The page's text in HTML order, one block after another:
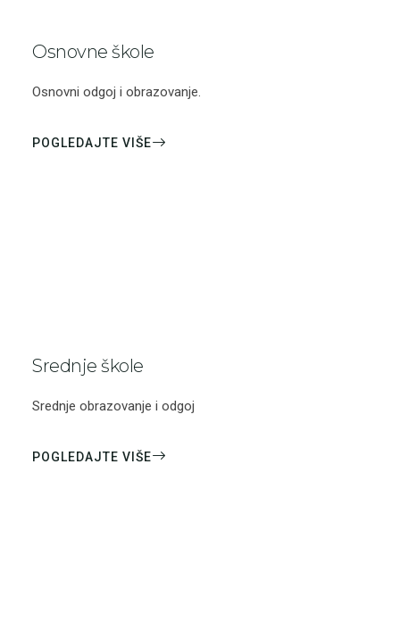
Osnovne škole
Osnovni odgoj i obrazovanje.
POGLEDAJTE VIŠE
Srednje škole
Srednje obrazovanje i odgoj
POGLEDAJTE VIŠE